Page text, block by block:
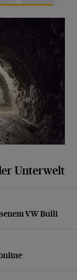
Unterwelt
VW Bulli
VW Bulli